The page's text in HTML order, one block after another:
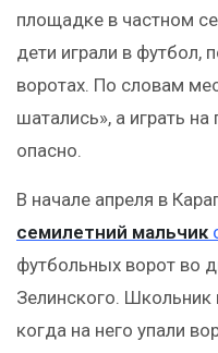
площадке в частном
дети играли в футбол,
воротах. По словам
шатались», а играть
опасно.
В начале апреля в
семилетний мальчик
футбольных ворот во
Зелинского. Школьник
когда на него упали